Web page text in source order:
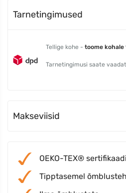
Tarnetingimused
Tellige kohe - toome kohale
Tarnetingimusi saate
Makseviisid
OEKO-TEX®
Tipptasemel